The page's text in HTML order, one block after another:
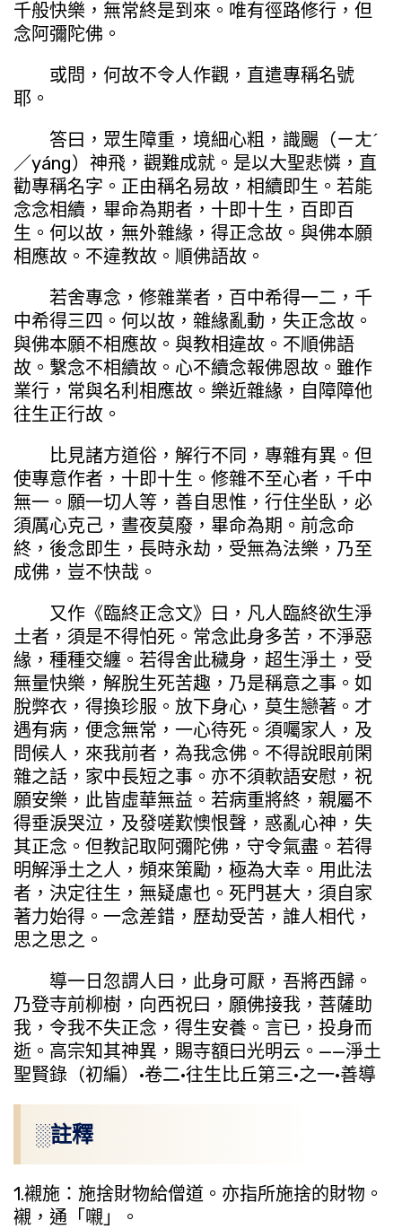
千般快樂，無常終是到來。唯有徑路修行，但
念阿彌陀佛。
或問，何故不令人作觀，直遣專稱名號
耶。
答曰，眾生障重，境細心粗，識颺（ㄧㄤˊ
／yáng）神飛，觀難成就。是以大聖悲憐，直
勸專稱名字。正由稱名易故，相續即生。若能
念念相續，畢命為期者，十即十生，百即百
生。何以故，無外雜緣，得正念故。與佛本願
相應故。不違教故。順佛語故。
若舍專念，修雜業者，百中希得一二，千
中希得三四。何以故，雜緣亂動，失正念故。
與佛本願不相應故。與教相違故。不順佛語
故。繫念不相續故。心不續念報佛恩故。雖作
業行，常與名利相應故。樂近雜緣，自障障他
往生正行故。
比見諸方道俗，解行不同，專雜有異。但
使專意作者，十即十生。修雜不至心者，千中
無一。願一切人等，善自思惟，行住坐臥，必
須厲心克己，晝夜莫廢，畢命為期。前念命
終，後念即生，長時永劫，受無為法樂，乃至
成佛，豈不快哉。
又作《臨終正念文》曰，凡人臨終欲生淨
土者，須是不得怕死。常念此身多苦，不淨惡
緣，種種交纏。若得舍此穢身，超生淨土，受
無量快樂，解脫生死苦趣，乃是稱意之事。如
脫弊衣，得換珍服。放下身心，莫生戀著。才
遇有病，便念無常，一心待死。須囑家人，及
問候人，來我前者，為我念佛。不得說眼前閑
雜之話，家中長短之事。亦不須軟語安慰，祝
願安樂，此皆虛華無益。若病重將終，親屬不
得垂淚哭泣，及發嗟歎懊恨聲，惑亂心神，失
其正念。但教記取阿彌陀佛，守令氣盡。若得
明解淨土之人，頻來策勵，極為大幸。用此法
者，決定往生，無疑慮也。死門甚大，須自家
著力始得。一念差錯，歷劫受苦，誰人相代，
思之思之。
導一日忽謂人曰，此身可厭，吾將西歸。
乃登寺前柳樹，向西祝曰，願佛接我，菩薩助
我，令我不失正念，得生安養。言已，投身而
逝。高宗知其神異，賜寺額曰光明云。——淨土
聖賢錄（初編）·卷二·往生比丘第三·之一·善導
░註釋
1.襯施：施捨財物給僧道。亦指所施捨的財物。
襯，通「嚫」。